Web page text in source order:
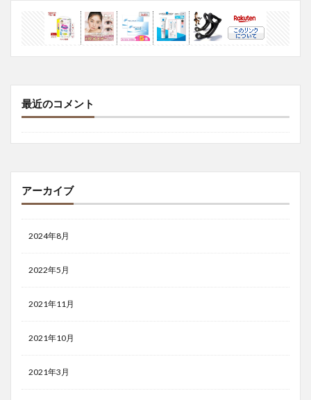
最近のコメント
アーカイブ
2024年8月
2022年5月
2021年11月
2021年10月
2021年3月